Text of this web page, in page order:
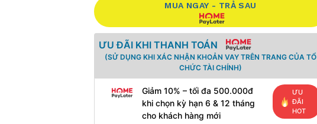
MUA NGAY - TRẢ SAU
ƯU ĐÃI KHI THANH TOÁN
(SỬ DỤNG KHI XÁC NHẬN KHOẢN VAY TRÊN TRANG CỦA TỔ
CHỨC TÀI CHÍNH)
Giảm 10% – tối đa 500.000đ
khi chọn kỳ hạn 6 & 12 tháng
cho khách hàng mới
ƯU
ĐÃI
HOT